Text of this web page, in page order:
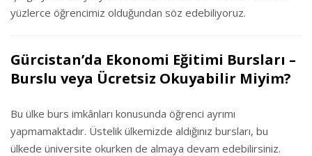
yüzlerce öğrencimiz olduğundan söz edebiliyoruz.
Gürcistan’da Ekonomi Eğitimi Bursları –
Burslu veya Ücretsiz Okuyabilir Miyim?
Bu ülke burs imkânları konusunda öğrenci ayrımı
yapmamaktadır. Üstelik ülkemizde aldığınız bursları, bu
ülkede üniversite okurken de almaya devam edebilirsiniz.